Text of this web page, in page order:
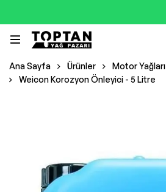
Ana Sayfa Ürünler
Motor Yağları
Weicon Korozyon Önleyici - 5 Litre